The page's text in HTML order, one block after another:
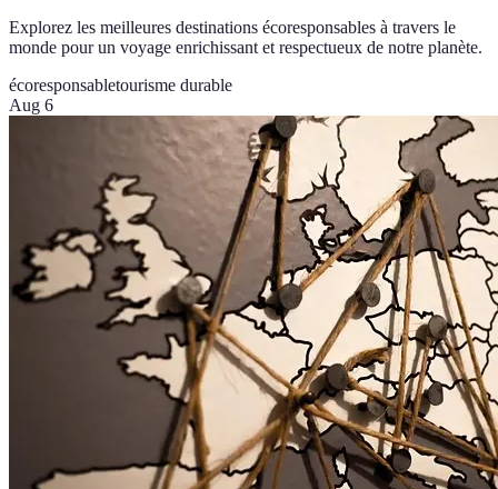
Explorez les meilleures destinations écoresponsables à travers le
monde pour un voyage enrichissant et respectueux de notre planète.
écoresponsabletourisme durable
Aug 6